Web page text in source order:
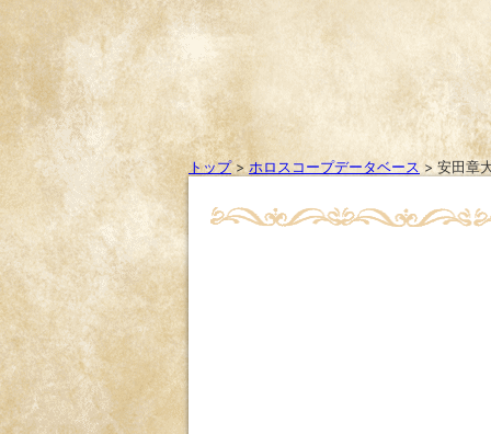
トップ>ホロスコープデータベース > 安田章